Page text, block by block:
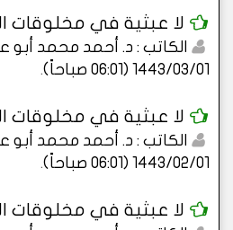
لا عبثية في مخلوقات
الكاتب : د. أحمد محمد
1443/03/01 (06:01 صباحاً)
.
لا عبثية في مخلوقات
الكاتب : د. أحمد محمد
1443/02/01 (06:01 صباحاً)
.
لا عبثية في مخلوقات